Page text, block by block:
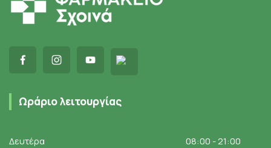
Ωράριο λειτουργίας
Δευτέρα
08:00 - 21:00